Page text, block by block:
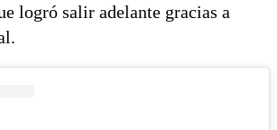
logró salir adelante gracias a